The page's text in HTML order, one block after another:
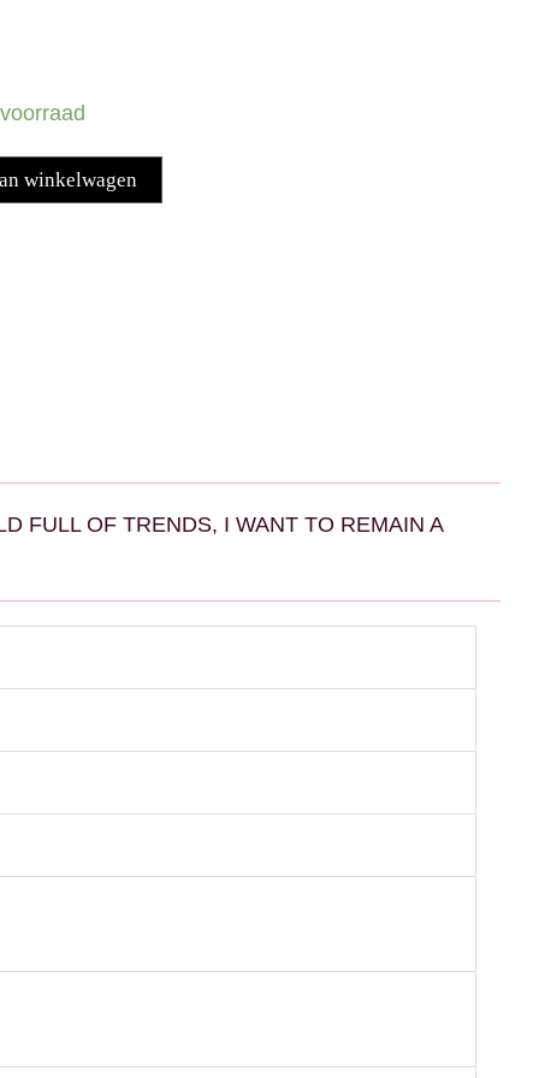
winkelwagen
FULL OF TRENDS, I WANT TO REMAIN A